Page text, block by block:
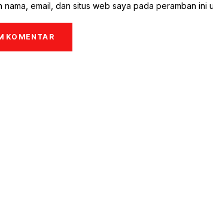
nama, email, dan situs web saya pada peramban ini